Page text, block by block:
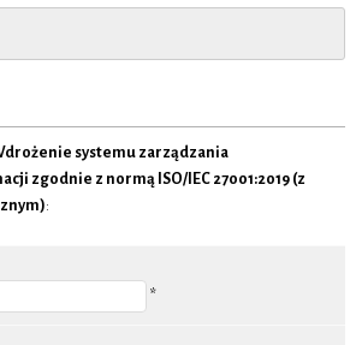
systemu zarządzania
zgodnie z normą ISO/IEC 27001:2019 (z
:
*